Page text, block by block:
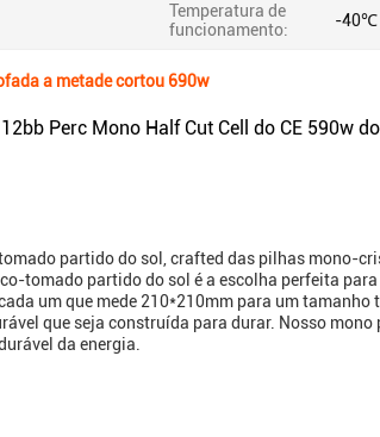
Temperatura de
funcionamento:
-40℃
a metade cortou 690w
Perc Mono Half Cut Cell do CE 590w
partido do sol, crafted das pilhas mono-
tomado partido do sol é a escolha perfeita
um que mede 210*210mm para um tamanho
que seja construída para durar. Nosso
da energia.